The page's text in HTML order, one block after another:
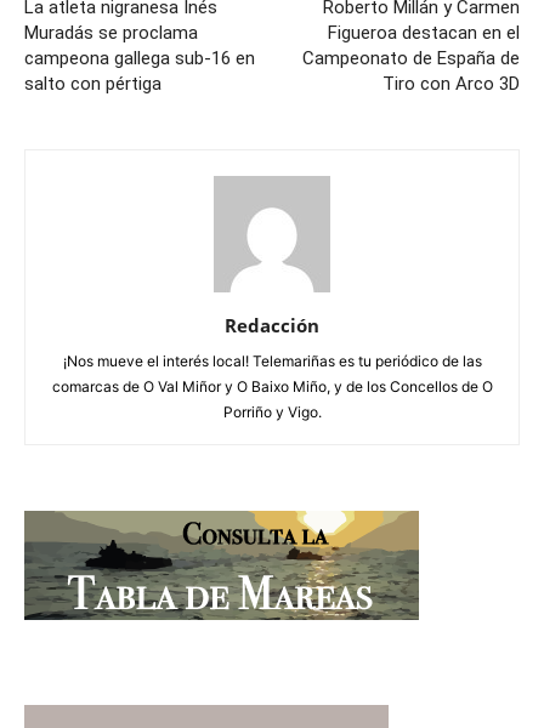
La atleta nigranesa Inés
Muradás se proclama
campeona gallega sub-16 en
salto con pértiga
Roberto Millán y Carmen
Figueroa destacan en el
Campeonato de España de
Tiro con Arco 3D
Redacción
¡Nos mueve el interés local! Telemariñas es tu periódico de las
comarcas de O Val Miñor y O Baixo Miño, y de los Concellos de O
Porriño y Vigo.